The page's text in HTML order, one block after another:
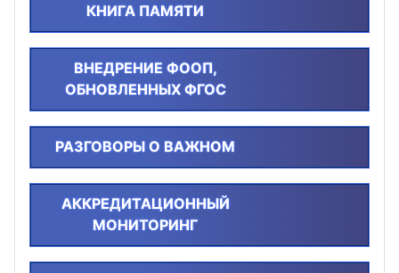
КНИГА ПАМЯТИ
ВНЕДРЕНИЕ ФООП,
ОБНОВЛЕННЫХ ФГОС
РАЗГОВОРЫ О ВАЖНОМ
АККРЕДИТАЦИОННЫЙ
МОНИТОРИНГ